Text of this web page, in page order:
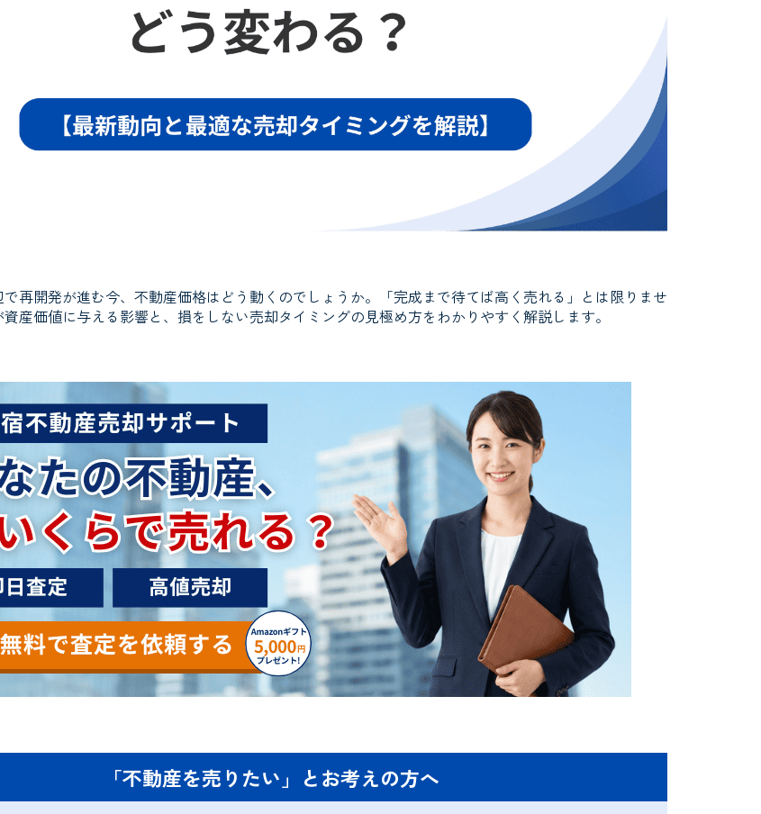
再開発が進む今、不動産価格はどう動くのでしょうか。「完成まで待てば高く売れる」とは限りませ
産価値に与える影響と、損をしない売却タイミングの見極め方をわかりやすく解説します。
「不動産を売りたい」とお考えの方へ